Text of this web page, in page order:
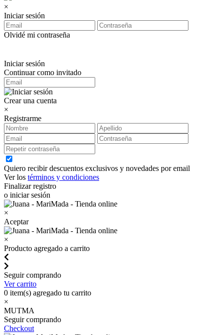
×
Iniciar sesión
Olvidé mi contraseña
Iniciar sesión
Continuar como invitado
Crear una cuenta
×
Registrarme
Quiero recibir descuentos exclusivos y novedades por email
Ver los términos y condiciones
Finalizar registro
o iniciar sesión
×
Aceptar
×
Producto agregado a carrito
Seguir comprando
Ver carrito
0 item(s) agregado tu carrito
×
MUTMA
Seguir comprando
Checkout